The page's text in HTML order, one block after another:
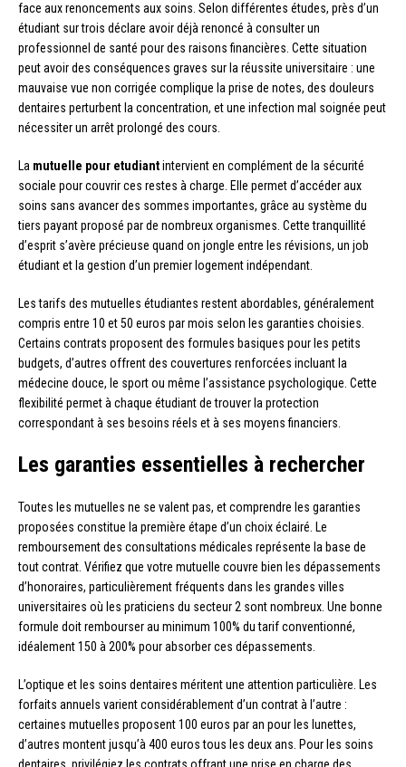
face aux renoncements aux soins. Selon différentes études, près d’un
étudiant sur trois déclare avoir déjà renoncé à consulter un
professionnel de santé pour des raisons financières. Cette situation
peut avoir des conséquences graves sur la réussite universitaire : une
mauvaise vue non corrigée complique la prise de notes, des douleurs
dentaires perturbent la concentration, et une infection mal soignée peut
nécessiter un arrêt prolongé des cours.
La mutuelle pour etudiantintervient en complément de la sécurité
sociale pour couvrir ces restes à charge. Elle permet d’accéder aux
soins sans avancer des sommes importantes, grâce au système du
tiers payant proposé par de nombreux organismes. Cette tranquillité
d’esprit s’avère précieuse quand on jongle entre les révisions, un job
étudiant et la gestion d’un premier logement indépendant.
Les tarifs des mutuelles étudiantes restent abordables, généralement
compris entre 10 et 50 euros par mois selon les garanties choisies.
Certains contrats proposent des formules basiques pour les petits
budgets, d’autres offrent des couvertures renforcées incluant la
médecine douce, le sport ou même l’assistance psychologique. Cette
flexibilité permet à chaque étudiant de trouver la protection
correspondant à ses besoins réels et à ses moyens financiers.
Les garanties essentielles à rechercher
Toutes les mutuelles ne se valent pas, et comprendre les garanties
proposées constitue la première étape d’un choix éclairé. Le
remboursement des consultations médicales représente la base de
tout contrat. Vérifiez que votre mutuelle couvre bien les dépassements
d’honoraires, particulièrement fréquents dans les grandes villes
universitaires où les praticiens du secteur 2 sont nombreux. Une bonne
formule doit rembourser au minimum 100% du tarif conventionné,
idéalement 150 à 200% pour absorber ces dépassements.
L’optique et les soins dentaires méritent une attention particulière. Les
forfaits annuels varient considérablement d’un contrat à l’autre :
certaines mutuelles proposent 100 euros par an pour les lunettes,
d’autres montent jusqu’à 400 euros tous les deux ans. Pour les soins